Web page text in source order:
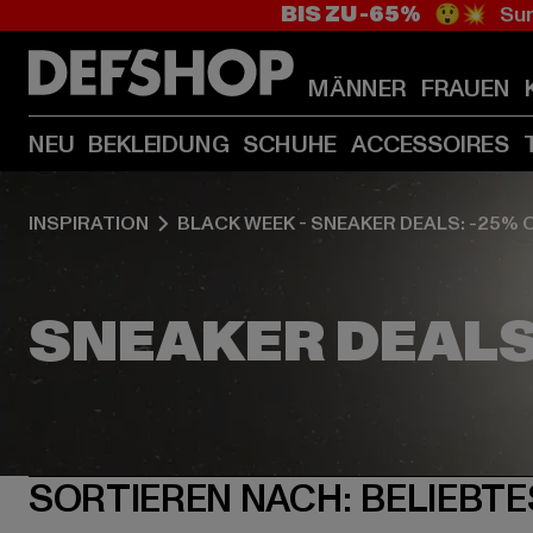
BIS ZU -65% 😲💥
MÄNNER FRAUEN
NEU BEKLEIDUNG SCHUHE ACCESSOIRES
INSPIRATION BLACK WEEK - SNEAKER DEALS: -25%
SORTIEREN NACH: